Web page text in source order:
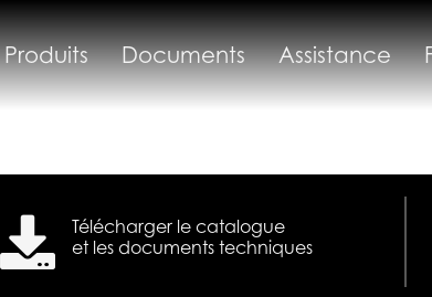
Produits Documents Assistance
Télécharger le catalogue
et les documents techniques